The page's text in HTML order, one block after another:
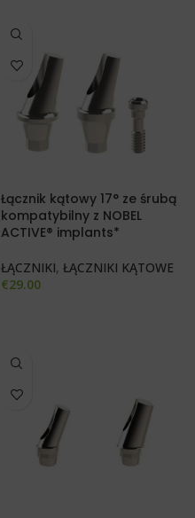
Łącznik kątowy 17° ze śrubą
kompatybilny z NOBEL
ACTIVE® implants*
ŁĄCZNIKI, ŁĄCZNIKI KĄTOWE
€29.00